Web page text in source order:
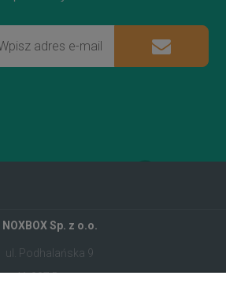
NOXBOX Sp. z o.o.
ul. Podhalańska 9
41-907 Bytom